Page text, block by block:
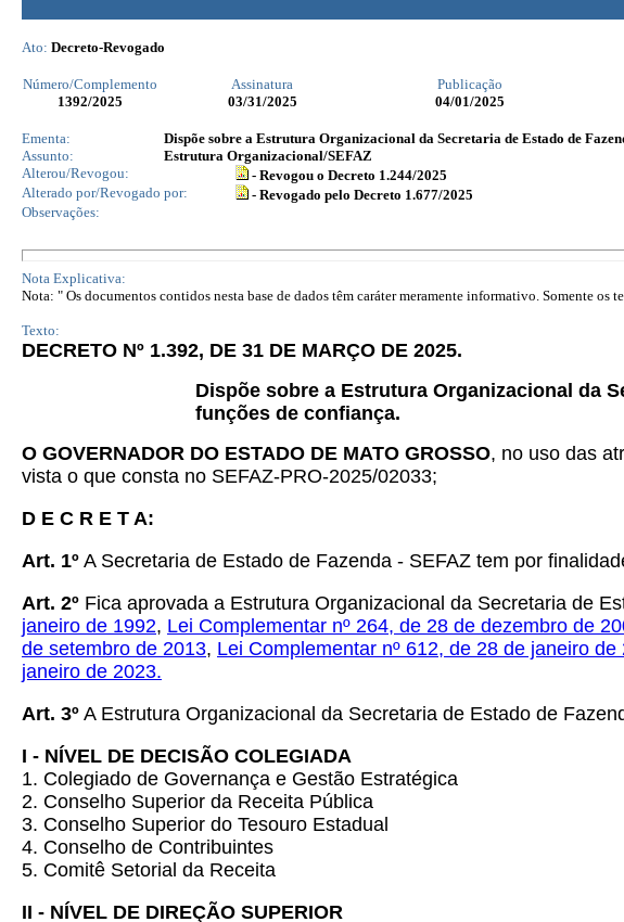
Ato: Decreto-Revogado
Número/Complemento Assinatura Publicação
1392/2025 03/31/2025 04/01/2025
Ementa:
Dispõe sobre a Estrutura Organizacional da Secretaria de Estado de
Assunto:
Estrutura Organizacional/SEFAZ
Alterou/Revogou:
- Revogou o Decreto 1.244/2025
Alterado por/Revogado por:
- Revogado pelo Decreto 1.677/2025
Observações:
Nota Explicativa:
Nota: " Os documentos contidos nesta base de dados têm caráter meramente informativo. Somente
Texto:
DECRETO Nº 1.392, DE 31 DE MARÇO DE 2025.
Dispõe sobre a Estrutura Organizacional da
funções de confiança.
O GOVERNADOR DO ESTADO DE MATO GROSSO, no uso das
vista o que consta no SEFAZ-PRO-2025/02033;
D E C R E T A:
Art. 1º A Secretaria de Estado de Fazenda - SEFAZ tem por
Art. 2º Fica aprovada a Estrutura Organizacional da Secretaria de
janeiro de 1992, Lei Complementar nº 264, de 28 de dezembro de
de setembro de 2013, Lei Complementar nº 612, de 28 de janeiro de
janeiro de 2023.
Art. 3º A Estrutura Organizacional da Secretaria de Estado de
I - NÍVEL DE DECISÃO COLEGIADA
1. Colegiado de Governança e Gestão Estratégica
2. Conselho Superior da Receita Pública
3. Conselho Superior do Tesouro Estadual
4. Conselho de Contribuintes
5. Comitê Setorial da Receita
II - NÍVEL DE DIREÇÃO SUPERIOR